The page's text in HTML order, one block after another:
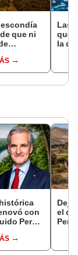
escondía
que ni
hallazgo
todo lo
Las
que
la de
con
Perú,
de la
Dejó
el